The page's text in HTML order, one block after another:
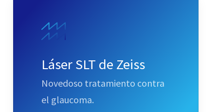
Láser SLT de Zeiss
Novedoso tratamiento contra
el glaucoma.